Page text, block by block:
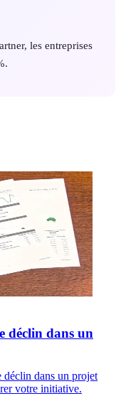
les entreprises
déclin dans un
déclin dans un projet
votre initiative.